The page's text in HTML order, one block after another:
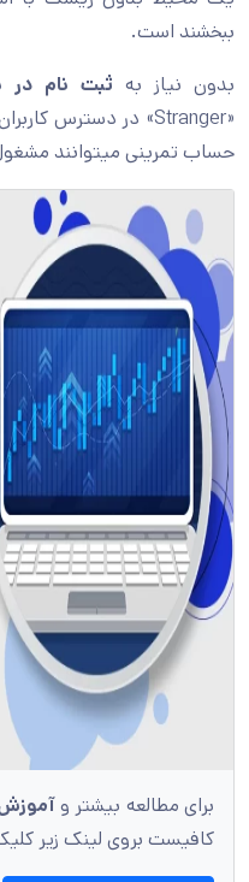
ببخشند است.
بدون نیاز به ثبت نام
حساب تمرینی میتوانند
برای مطالعه بیشتر و
کافیست بروی لینک زیر